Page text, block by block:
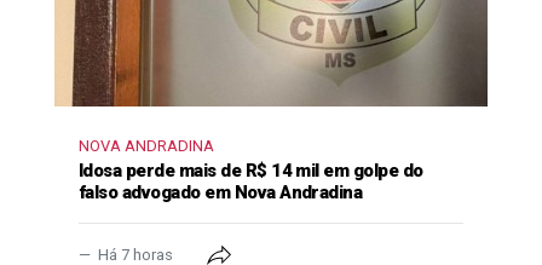
NOVA ANDRADINA
Idosa perde mais de R$ 14 mil em golpe do
falso advogado em Nova Andradina
Há 7 horas